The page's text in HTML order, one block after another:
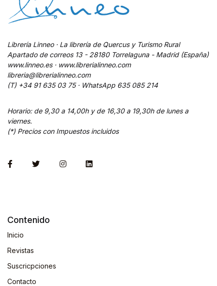
Librería Linneo · La librería de Quercus y Turismo Rural
Apartado de correos 13 - 28180 Torrelaguna - Madrid (España)
www.linneo.es · www.librerialinneo.com
libreria@librerialinneo.com
(T) +34 91 635 03 75 · WhatsApp 635 085 214
Horario: de 9,30 a 14,00h y de 16,30 a 19,30h de lunes a
viernes.
(*) Precios con Impuestos incluidos
Contenido
Inicio
Revistas
Suscricpciones
Contacto